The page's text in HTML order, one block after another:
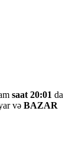
saat 20:01 da
və BAZAR